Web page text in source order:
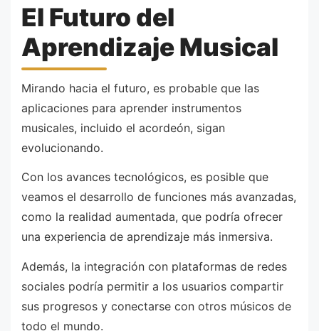
El Futuro del
Aprendizaje Musical
Mirando hacia el futuro, es probable que las
aplicaciones para aprender instrumentos
musicales, incluido el acordeón, sigan
evolucionando.
Con los avances tecnológicos, es posible que
veamos el desarrollo de funciones más avanzadas,
como la realidad aumentada, que podría ofrecer
una experiencia de aprendizaje más inmersiva.
Además, la integración con plataformas de redes
sociales podría permitir a los usuarios compartir
sus progresos y conectarse con otros músicos de
todo el mundo.